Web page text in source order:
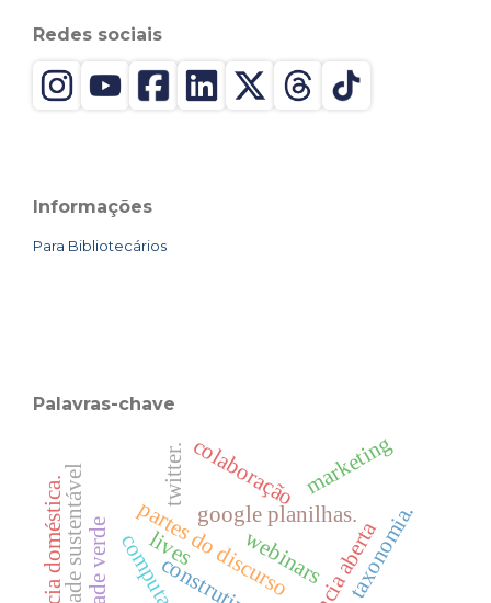
Redes sociais
Informações
Para Bibliotecários
Palavras-chave
ciência aberta
google planilhas.taxonomia.
partes do discurso
colaboração marketing
twitter.
webinars
lives